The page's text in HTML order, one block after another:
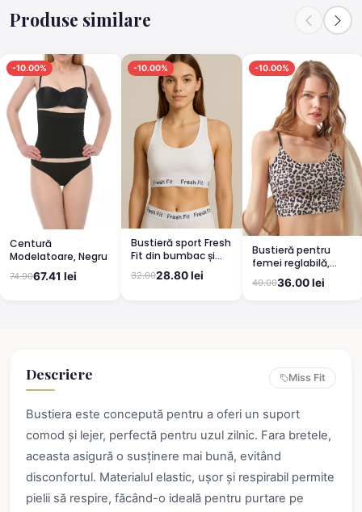
Produse similare
-10.00%
Centură
Modelatoare, Negru
74.9067.41 lei
-10.00%
Bustieră sport Fresh
Fit din bumbac și
elastan - alb
32.0028.80 lei
-10.00%
Bustieră pentru
femei reglabilă,
bretea subțire
tăiată cu laser,
40.0036.00 lei
Descriere Miss Fit
Bustiera este concepută pentru a oferi un suport
comod și lejer, perfectă pentru uzul zilnic. Fara bretele,
aceasta asigură o susținere mai bună, evitând
disconfortul. Materialul elastic, ușor și respirabil permite
pielii să respire, făcând-o ideală pentru purtare pe